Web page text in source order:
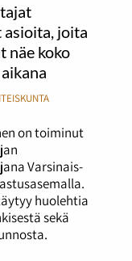
asioita, joita
näe koko
on toiminut
Varsinais-
huolehtia
sekä